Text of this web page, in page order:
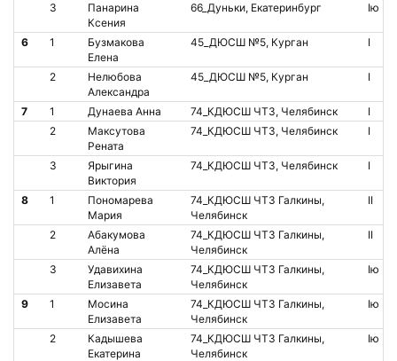
3
Панарина
Ксения
66_Дуньки, Екатеринбург Iю
6 1
Бузмакова
Елена
45_ДЮСШ №5, Курган I
2
Нелюбова
Александра
45_ДЮСШ №5, Курган I
7 1 Дунаева Анна 74_КДЮСШ ЧТЗ, Челябинск
I
2
Максутова
Рената
74_КДЮСШ ЧТЗ, Челябинск I
3
Ярыгина
Виктория
74_КДЮСШ ЧТЗ, Челябинск I
8 1
Пономарева
Мария
74_КДЮСШ ЧТЗ Галкины,
Челябинск
II
2
Абакумова
Алёна
74_КДЮСШ ЧТЗ Галкины,
Челябинск
II
3
Удавихина
Елизавета
74_КДЮСШ ЧТЗ Галкины,
Челябинск
Iю
9 1
Мосина
Елизавета
74_КДЮСШ ЧТЗ Галкины,
Челябинск
Iю
2
Кадышева
Екатерина
74_КДЮСШ ЧТЗ Галкины,
Челябинск
Iю